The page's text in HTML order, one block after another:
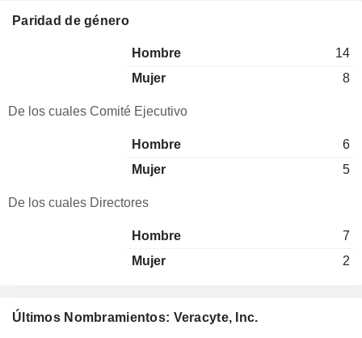
Últimos Nombramientos: Veracyte, Inc.
Paridad de género
Hombre
14
Mujer
8
De los cuales Comité Ejecutivo
Hombre
6
Mujer
5
De los cuales Directores
Hombre
7
Mujer
2